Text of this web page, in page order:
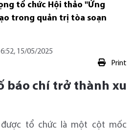
tổ chức Hội thảo "Ứng
trong quản trị tòa soạn
15/05/2025
Print
báo chí trở thành xu
được tổ chức là một cột mốc